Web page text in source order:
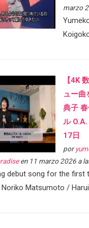
marzo
【4K
ュー曲
典子
ル
17日
por
en 11 marzo 2026 a
debut song for the first
Noriko Matsumoto /